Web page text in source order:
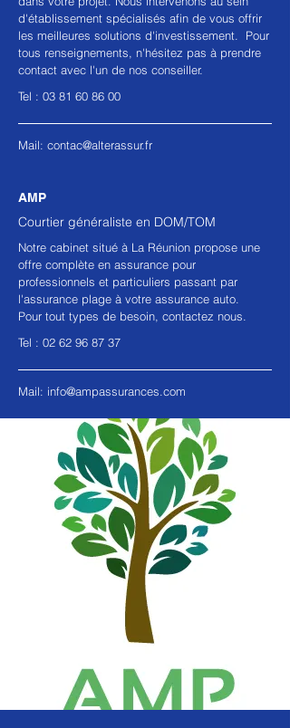
d'établissement spécialisés afin de vous offrir
les meilleures solutions d'investissement. Pour
tous renseignements, n'hésitez pas à prendre
contact avec l'un de nos conseiller.
Tel : 03 81 60 86 00
Mail: contac@alterassur.fr
AMP
Courtier généraliste en DOM/TOM
Notre cabinet situé à La Réunion propose une
offre complète en assurance pour
professionnels et particuliers passant par
l'assurance plage à votre assurance auto.
Pour tout types de besoin, contactez nous.
Tel : 02 62 96 87 37
Mail: info@ampassurances.com